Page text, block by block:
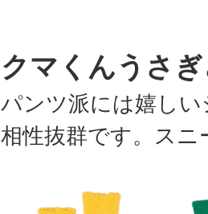
クマくんうさ
パンツ派には嬉し
相性抜群です。ス